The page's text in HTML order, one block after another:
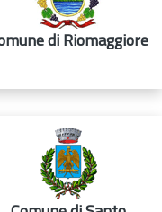
di Riomaggiore